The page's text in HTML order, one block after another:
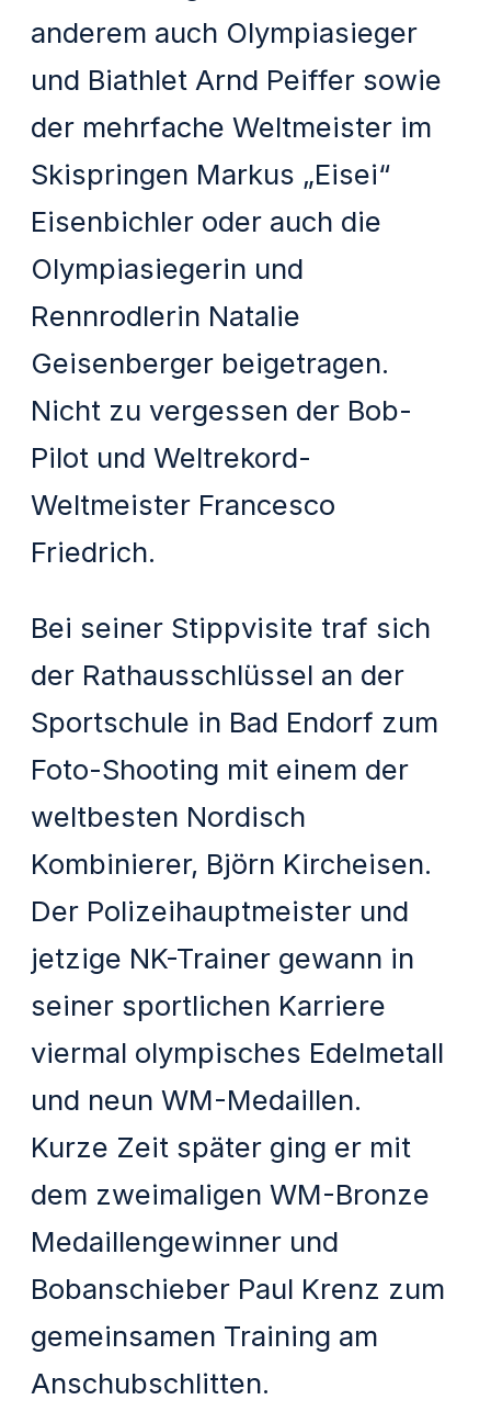
anderem auch Olympiasieger
und Biathlet Arnd Peiffer sowie
der mehrfache Weltmeister im
Skispringen Markus „Eisei“
Eisenbichler oder auch die
Olympiasiegerin und
Rennrodlerin Natalie
Geisenberger beigetragen.
Nicht zu vergessen der Bob-
Pilot und Weltrekord-
Weltmeister Francesco
Friedrich.
Bei seiner Stippvisite traf sich
der Rathausschlüssel an der
Sportschule in Bad Endorf zum
Foto-Shooting mit einem der
weltbesten Nordisch
Kombinierer, Björn Kircheisen.
Der Polizeihauptmeister und
jetzige NK-Trainer gewann in
seiner sportlichen Karriere
viermal olympisches Edelmetall
und neun WM-Medaillen.
Kurze Zeit später ging er mit
dem zweimaligen WM-Bronze
Medaillengewinner und
Bobanschieber Paul Krenz zum
gemeinsamen Training am
Anschubschlitten.